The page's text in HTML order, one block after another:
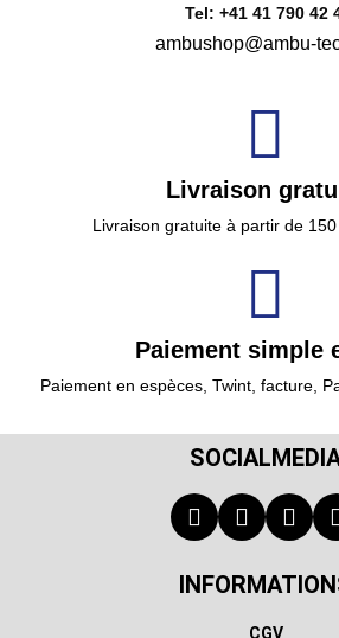
Tel: +41 41 790 42
ambushop@ambu-
Livraison
Livraison gratuite à partir de
Paiement simple
Paiement en espèces, Twint, facture,
CGV